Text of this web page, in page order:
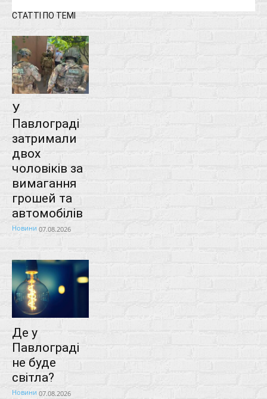
СТАТТІ ПО ТЕМІ
У
Павлограді
затримали
двох
чоловіків за
вимагання
грошей та
автомобілів
Новини 07.08.2026
Де у
Павлограді
не буде
світла?
Новини 07.08.2026